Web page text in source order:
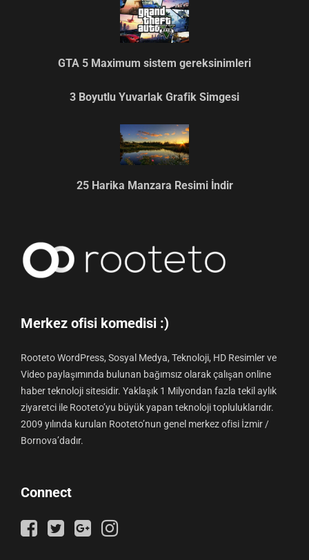
GTA 5 Maximum sistem gereksinimleri
3 Boyutlu Yuvarlak Grafik Simgesi
25 Harika Manzara Resimi İndir
Merkez ofisi komedisi :)
Rooteto WordPress, Sosyal Medya, Teknoloji, HD Resimler ve
Video paylaşımında bulunan bağımsız olarak çalışan online
haber teknoloji sitesidir. Yaklaşık 1 Milyondan fazla tekil aylık
ziyaretci ile Rooteto’yu büyük yapan teknoloji topluluklarıdır.
2009 yılında kurulan Rooteto’nun genel merkez ofisi İzmir /
Bornova’dadır.
Connect